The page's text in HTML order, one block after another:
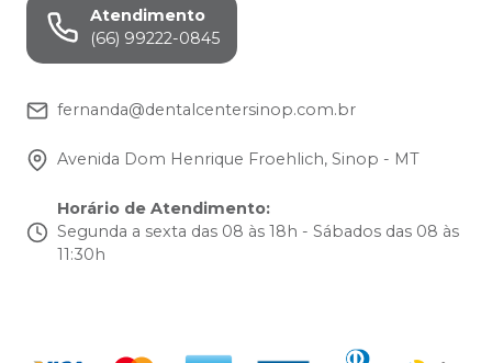
Atendimento
(66) 99222-0845
fernanda@dentalcentersinop.com.br
Avenida Dom Henrique Froehlich, Sinop - MT
Horário de Atendimento:
Segunda a sexta das 08 às 18h - Sábados das 08 às
11:30h